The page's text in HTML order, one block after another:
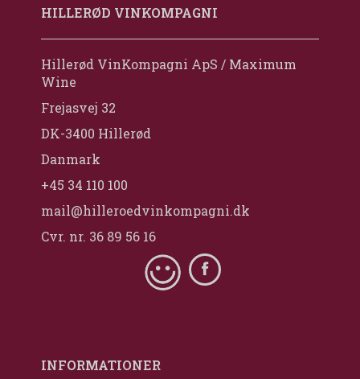
HILLERØD VINKOMPAGNI
Hillerød VinKompagni ApS / Maximum
Wine
Frejasvej 32
DK-3400 Hillerød
Danmark
+45 34 110 100
mail@hilleroedvinkompagni.dk
Cvr. nr. 36 89 56 16
INFORMATIONER